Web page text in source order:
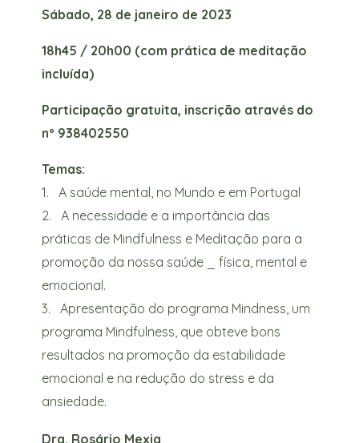
Sábado, 28 de janeiro de 2023
18h45 / 20h00 (com prática de meditação
incluída)
Participação gratuita, inscrição através do
nº 938402550
Temas:
1. A saúde mental, no Mundo e em Portugal
2. A necessidade e a importância das
práticas de Mindfulness e Meditação para a
promoção da nossa saúde _ física, mental e
emocional.
3. Apresentação do programa Mindness, um
programa Mindfulness, que obteve bons
resultados na promoção da estabilidade
emocional e na redução do stress e da
ansiedade.
Dra. Rosário Mexia